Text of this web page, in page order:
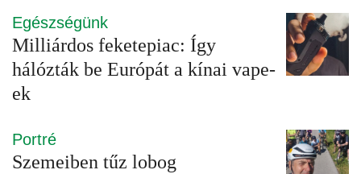
Egészségünk
Milliárdos feketepiac: Így
hálózták be Európát a kínai vape-
ek
Portré
Szemeiben tűz lobog